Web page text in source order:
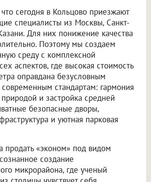
сегодня в Кольцово приезжают
специалисты из Москвы, Санкт-
Для них понижение качества
Поэтому мы создаем
среду с комплексной
аспектов, где высокая стоимость
оправдана безусловным
стандартам: гармония
и застройка средней
безопасные дворы,
и уютная парковая
продать «эконом» под видом
создание
микрорайона, где ученый